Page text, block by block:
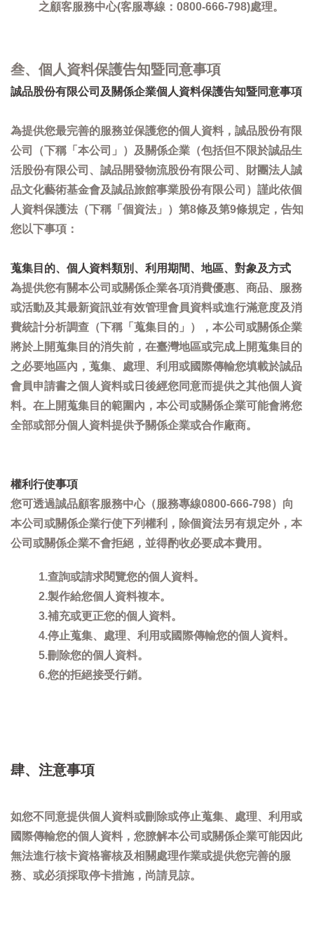
之顧客服務中心(客服專線：0800-666-798)處理。
叁、個人資料保護告知暨同意事項
誠品股份有限公司及關係企業個人資料保護告知暨同意事項
為提供您最完善的服務並保護您的個人資料，誠品股份有限
公司（下稱「本公司」）及關係企業（包括但不限於誠品生
活股份有限公司、誠品開發物流股份有限公司、財團法人誠
品文化藝術基金會及誠品旅館事業股份有限公司）謹此依個
人資料保護法（下稱「個資法」）第8條及第9條規定，告知
您以下事項：
蒐集目的、個人資料類別、利用期間、地區、對象及方式
為提供您有關本公司或關係企業各項消費優惠、商品、服務
或活動及其最新資訊並有效管理會員資料或進行滿意度及消
費統計分析調查（下稱「蒐集目的」），本公司或關係企業
將於上開蒐集目的消失前，在臺灣地區或完成上開蒐集目的
之必要地區內，蒐集、處理、利用或國際傳輸您填載於誠品
會員申請書之個人資料或日後經您同意而提供之其他個人資
料。在上開蒐集目的範圍內，本公司或關係企業可能會將您
全部或部分個人資料提供予關係企業或合作廠商。
權利行使事項
您可透過誠品顧客服務中心（服務專線0800-666-798）向
本公司或關係企業行使下列權利，除個資法另有規定外，本
公司或關係企業不會拒絕，並得酌收必要成本費用。
1.查詢或請求閱覽您的個人資料。
2.製作給您個人資料複本。
3.補充或更正您的個人資料。
4.停止蒐集、處理、利用或國際傳輸您的個人資料。
5.刪除您的個人資料。
6.您的拒絕接受行銷。
肆、注意事項
如您不同意提供個人資料或刪除或停止蒐集、處理、利用或
國際傳輸您的個人資料，您膫解本公司或關係企業可能因此
無法進行核卡資格審核及相關處理作業或提供您完善的服
務、或必須採取停卡措施，尚請見諒。